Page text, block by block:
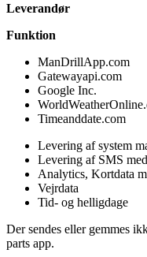
Leverandør
Funktion
ManDrillApp.com
Gatewayapi.com
Google Inc.
Timeanddate.com
Levering af system
Levering af SMS
Analytics, Kortdata
Vejrdata
Tid- og helligdage
Der sendes eller gemmes
parts app.